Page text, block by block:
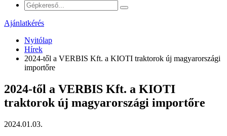
Ajánlatkérés
Nyitólap
Hírek
2024-től a VERBIS Kft. a KIOTI traktorok új magyarországi
importőre
2024-től a VERBIS Kft. a KIOTI
traktorok új magyarországi importőre
2024.01.03.